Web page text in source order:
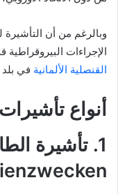
وبالرغم من أن
الإجراءات البيروقراطية
القنصلية الألمانية في
أنواع